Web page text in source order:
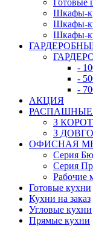
Шкафы-
Шкафы-
Шкафы-
-
-
-
АКЦИЯ
З
З
ОФИСНАЯ
Серия
Серия
Рабочие
Готовые кухни
Кухни на заказ
Угловые кухни
Прямые кухни